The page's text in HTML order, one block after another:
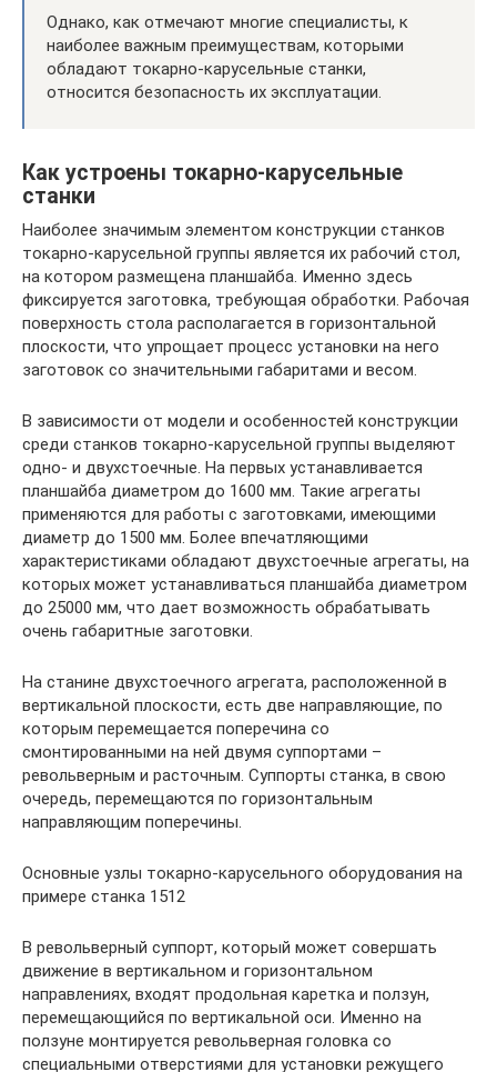
Однако, как отмечают многие специалисты, к
наиболее важным преимуществам, которыми
обладают токарно-карусельные станки,
относится безопасность их эксплуатации.
Как устроены токарно-карусельные
станки
Наиболее значимым элементом конструкции станков
токарно-карусельной группы является их рабочий стол,
на котором размещена планшайба. Именно здесь
фиксируется заготовка, требующая обработки. Рабочая
поверхность стола располагается в горизонтальной
плоскости, что упрощает процесс установки на него
заготовок со значительными габаритами и весом.
В зависимости от модели и особенностей конструкции
среди станков токарно-карусельной группы выделяют
одно- и двухстоечные. На первых устанавливается
планшайба диаметром до 1600 мм. Такие агрегаты
применяются для работы с заготовками, имеющими
диаметр до 1500 мм. Более впечатляющими
характеристиками обладают двухстоечные агрегаты, на
которых может устанавливаться планшайба диаметром
до 25000 мм, что дает возможность обрабатывать
очень габаритные заготовки.
На станине двухстоечного агрегата, расположенной в
вертикальной плоскости, есть две направляющие, по
которым перемещается поперечина со
смонтированными на ней двумя суппортами –
револьверным и расточным. Суппорты станка, в свою
очередь, перемещаются по горизонтальным
направляющим поперечины.
Основные узлы токарно-карусельного оборудования на
примере станка 1512
В револьверный суппорт, который может совершать
движение в вертикальном и горизонтальном
направлениях, входят продольная каретка и ползун,
перемещающийся по вертикальной оси. Именно на
ползуне монтируется револьверная головка со
специальными отверстиями для установки режущего